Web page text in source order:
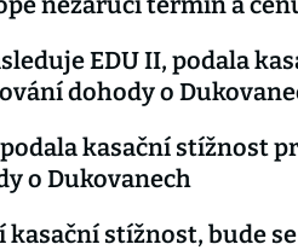
EDU II, podala
dohody o
kasační stížnost
o Dukovanech
kasační stížnost, bude se